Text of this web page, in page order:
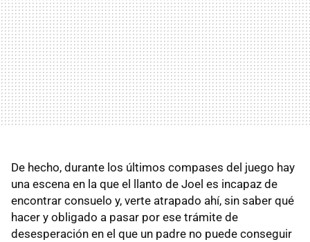
De hecho, durante los últimos compases del juego hay
una escena en la que el llanto de Joel es incapaz de
encontrar consuelo y, verte atrapado ahí, sin saber qué
hacer y obligado a pasar por ese trámite de
desesperación en el que un padre no puede conseguir